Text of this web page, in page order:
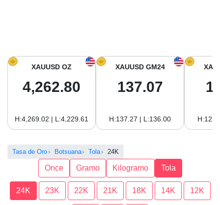
Precio del Oro hoy en América del sur
XAUUSD OZ
4,262.80
H:4,269.02 | L:4,229.61
XAUUSD GM24
137.07
H:137.27 | L:136.00
Tasa de Oro Botsuana Tola 24K
Once Gramo Kilogramo Tola
24K 23K 22K 21K 18K 14K 12K